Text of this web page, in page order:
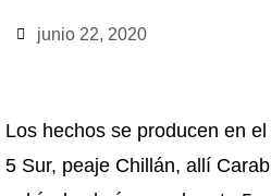
junio 22, 2020
Los hechos se producen en
5 Sur, peaje Chillán, allí